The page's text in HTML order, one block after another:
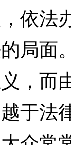
依法
局面
，而
于法